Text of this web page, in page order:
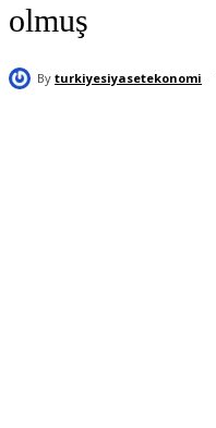
olmuş
By turkiyesiyasetekonomi